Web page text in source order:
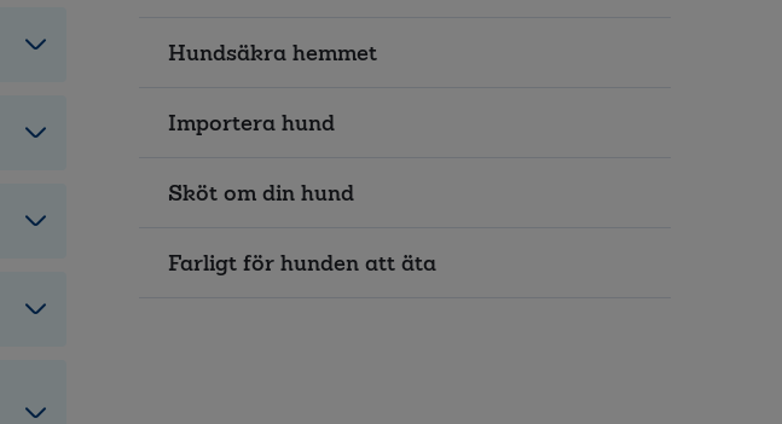
Hundsäkra hemmet
Importera hund
Sköt om din hund
Farligt för hunden att äta